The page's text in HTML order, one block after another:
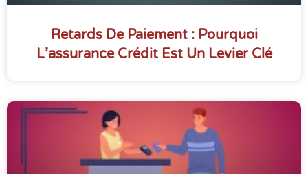
Retards De Paiement : Pourquoi
L’assurance Crédit Est Un Levier Clé